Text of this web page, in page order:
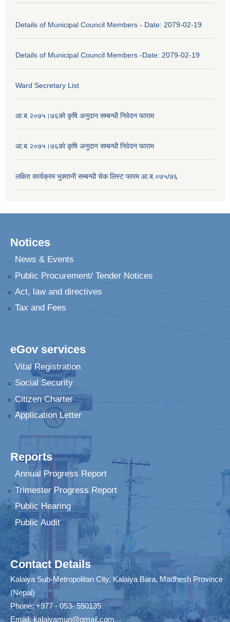
Details of Municipal Council Members - Date: 2079-02-19
Details of Municipal Council Members -Date: 2079-02-19
Ward Secretary List
आ.ब.२०७५।७६को कृषि अनुदान सम्बन्धी निवेदन फाराम
आ.ब.२०७५।७६को कृषि अनुदान सम्बन्धी निवेदन फाराम
लक्षित कार्यक्रम भुक्तानी सम्बन्धी चेक लिस्ट फारम आ.ब.०७५/७६
Notices
News & Events
Public Procurement/ Tender Notices
Act, law and directives
Tax and Fees
eGov services
Vital Registration
Social Security
Citizen Charter
Application Letter
Reports
Annual Progress Report
Trimester Progress Report
Public Hearing
Public Audit
Contact Details
Kalaiya Sub-Metropolitan City, Kalaiya Bara, Madhesh Province
(Nepal)
Phone: +977 - 053- 550135
Email:kalaiyamun@gmail.com